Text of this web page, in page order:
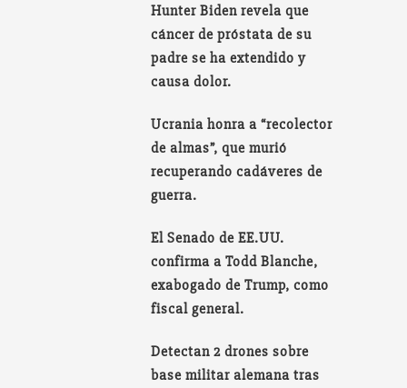
Hunter Biden revela que
cáncer de próstata de su
padre se ha extendido y
causa dolor.
Ucrania honra a “recolector
de almas”, que murió
recuperando cadáveres de
guerra.
El Senado de EE.UU.
confirma a Todd Blanche,
exabogado de Trump, como
fiscal general.
Detectan 2 drones sobre
base militar alemana tras